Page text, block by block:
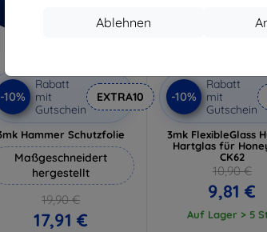
Ablehnen
-10%
Rabatt
mit
Gutschein
EXTRA10
Hammer Schutzfolie
Maßgeschneidert
hergestellt
19,90 €
17,91 €
-10%
Rabatt
mit
Gutschein
3mk FlexibleGlass
Hartglas für
CK62
10,90 €
9,81 €
Auf Lager > 5